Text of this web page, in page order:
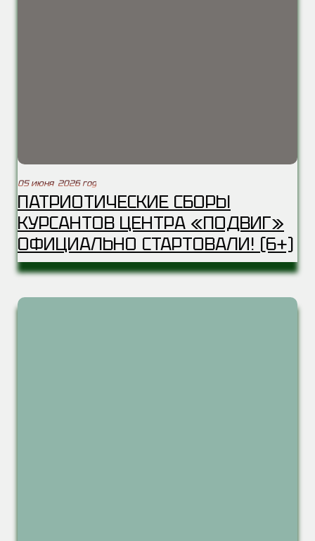
05 июня 2026 год
ПАТРИОТИЧЕСКИЕ СБОРЫ
КУРСАНТОВ ЦЕНТРА «ПОДВИГ»
ОФИЦИАЛЬНО СТАРТОВАЛИ! (6+)